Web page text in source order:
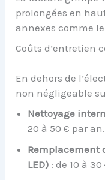
prolongées en
annexes comme
Coûts d’entretien
En dehors de
non négligeable
Nettoyage
20 à 50 € par an.
Remplacement
LED) : de 10 à